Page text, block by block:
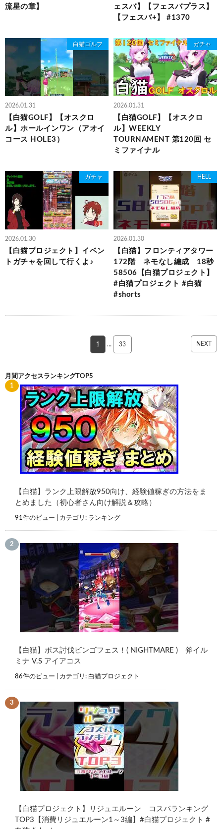
流星の章】
ェスバ】【フェスバプラス】
【フェスバ+】 #1370
白猫ゴルフ
2026.01.31
【白猫GOLF】【オスクロ
ル】ホールインワン（アオイ
コース HOLE3）
ガチャ
2026.01.31
【白猫GOLF】【オスクロ
ル】WEEKLY
TOURNAMENT 第120回 セ
ミファイナル
ガチャ
2026.01.30
【白猫プロジェクト】イベン
トガチャを回して行くよ♪
HELL
2026.01.30
【白猫】フロンティアタワー
172階 ネモなし編成 18秒
58506【白猫プロジェクト】
#白猫プロジェクト #白猫
#shorts
1 … 33 NEXT
月間アクセスランキングTOP5
【白猫】ランク上限解放950向け、経験値稼ぎの方法をま
とめました（初心者さん向け解説＆攻略）
91件のビュー カテゴリ: ランキング
【白猫】ボス討伐ビンゴフェス！( NIGHTMARE ) 斧イル
ミナ V.S アイアコス
86件のビュー カテゴリ: 白猫プロジェクト
【白猫プロジェクト】リジュエルーン コスパランキング
TOP3【消費リジュエルーン1～3編】#白猫プロジェクト #